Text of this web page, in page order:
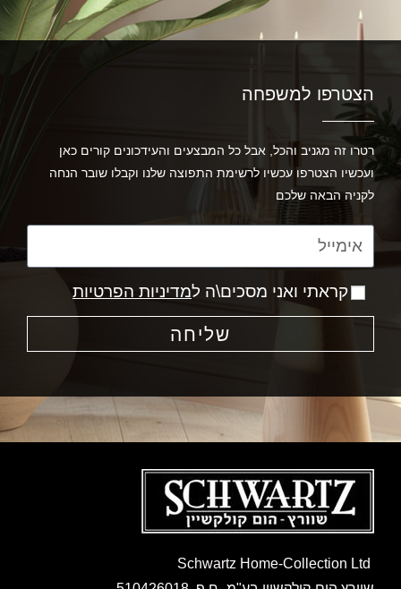
הצטרפו למשפחה
רטרו זה מגניב והכל, אבל כל המבצעים והעידכונים קורים כאן
ועכשיו הצטרפו עכשיו לרשימת התפוצה שלנו וקבלו שובר הנחה
לקניה הבאה שלכם
קראתי ואני מסכים\ה למדיניות הפרטיות
שליחה